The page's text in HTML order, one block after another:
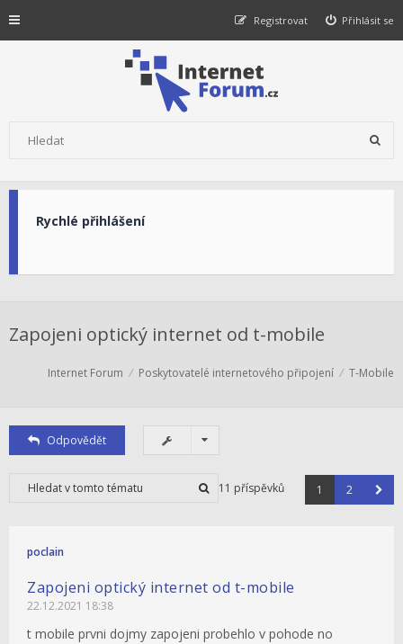
Přihlásit se
Registrovat
Rychlé přihlášení
Zapojeni optický internet od t-mobile
Internet Forum Poskytovatelé internetového připojení T-Mobile
Odpovědět
11 příspěvků 1 2
poclain
Zapojeni optický internet od t-mobile
22.12.2021 18:38
t mobile prvni dojmy zapojeni probehlo v pohode no